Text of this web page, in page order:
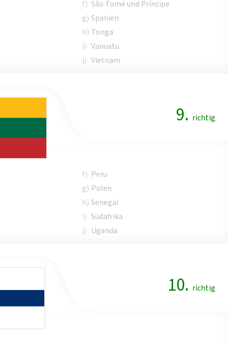
f) São Tomé und Príncipe
g) Spanien
h) Tonga
i) Vanuatu
j) Vietnam
9. richtig
f) Peru
g) Polen
h) Senegal
i) Südafrika
j) Uganda
10. richtig